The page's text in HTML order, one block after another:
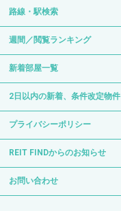
路線・駅検索
週間／閲覧ランキング
新着部屋一覧
2日以内の新着、条件改定物件
プライバシーポリシー
REIT FINDからのお知らせ
お問い合わせ